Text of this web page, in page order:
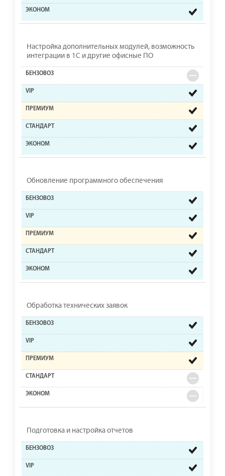
Настройка дополнительных модулей, возможность
интеграции в 1С и другие офисные ПО
Обновление программного обеспечения
Обработка технических заявок
Подготовка и настройка отчетов